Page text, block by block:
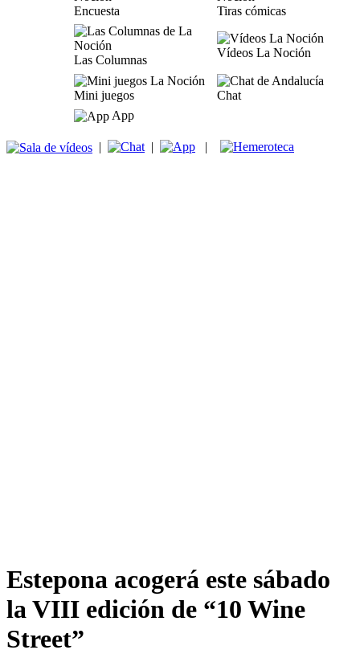
Encuesta Tiras cómicas
Las Columnas
Vídeos La Noción
Mini juegos
Chat
App
| | |
Estepona acogerá este sábado
la VIII edición de “10 Wine
Street”